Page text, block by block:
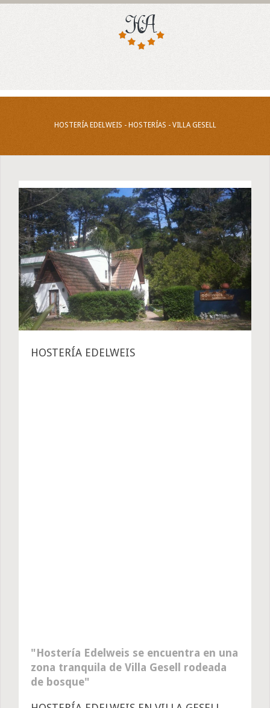
HOSTERÍA EDELWEIS - HOSTERÍAS - VILLA GESELL
HOSTERÍA EDELWEIS
Hostería Edelweis se encuentra en una
zona tranquila de Villa Gesell rodeada
de bosque